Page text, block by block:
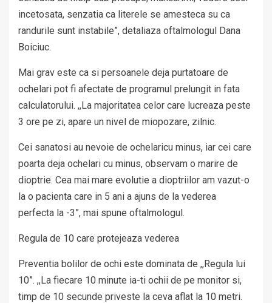
incetosata, senzatia ca literele se amesteca su ca
randurile sunt instabile”, detaliaza oftalmologul Dana
Boiciuc.
Mai grav este ca si persoanele deja purtatoare de
ochelari pot fi afectate de programul prelungit in fata
calculatorului. ,,La majoritatea celor care lucreaza peste
3 ore pe zi, apare un nivel de miopozare, zilnic.
Cei sanatosi au nevoie de ochelaricu minus, iar cei care
poarta deja ochelari cu minus, observam o marire de
dioptrie. Cea mai mare evolutie a dioptriilor am vazut-o
la o pacienta care in 5 ani a ajuns de la vederea
perfecta la -3”, mai spune oftalmologul.
Regula de 10 care protejeaza vederea
Preventia bolilor de ochi este dominata de ,,Regula lui
10”. ,,La fiecare 10 minute ia-ti ochii de pe monitor si,
timp de 10 secunde priveste la ceva aflat la 10 metri.